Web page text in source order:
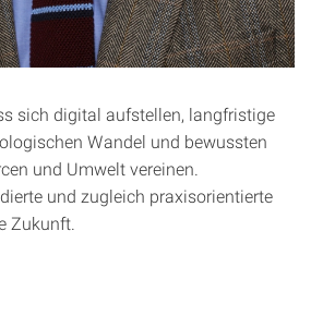
sich digital aufstellen, langfristige
Wandel und bewussten
und Umwelt vereinen.
und zugleich praxisorientierte
Zukunft.